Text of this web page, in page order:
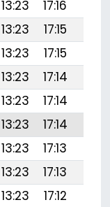
13:23 17:16
13:23 17:15
13:23 17:15
13:23 17:14
13:23 17:14
13:23 17:14
13:23 17:13
13:23 17:13
13:23 17:12